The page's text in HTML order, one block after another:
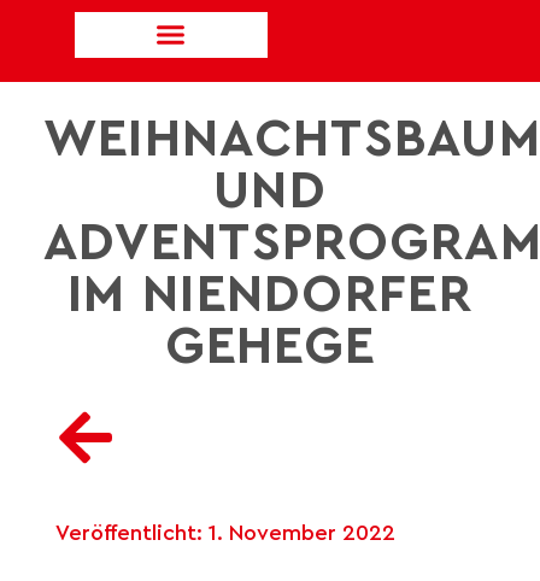
UND
IM NIENDORFER
GEHEGE
Veröffentlicht: 1. November 2022